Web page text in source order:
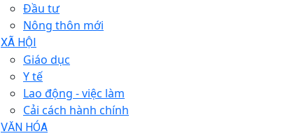
Đầu tư
Nông thôn mới
XÃ HỘI
Giáo dục
Y tế
Lao động - việc làm
Cải cách hành chính
VĂN HÓA